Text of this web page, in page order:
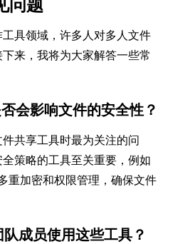
问题
具领域，许多人对多人文件
来，我将为大家解答一些常
会影响文件的安全性？
共享工具时最为关注的问
策略的工具至关重要，例如
重加密和权限管理，确保文件
成员使用这些工具？